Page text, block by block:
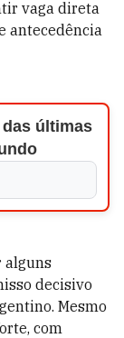
vaga direta
antecedência
últimas
alguns
decisivo
Mesmo
com